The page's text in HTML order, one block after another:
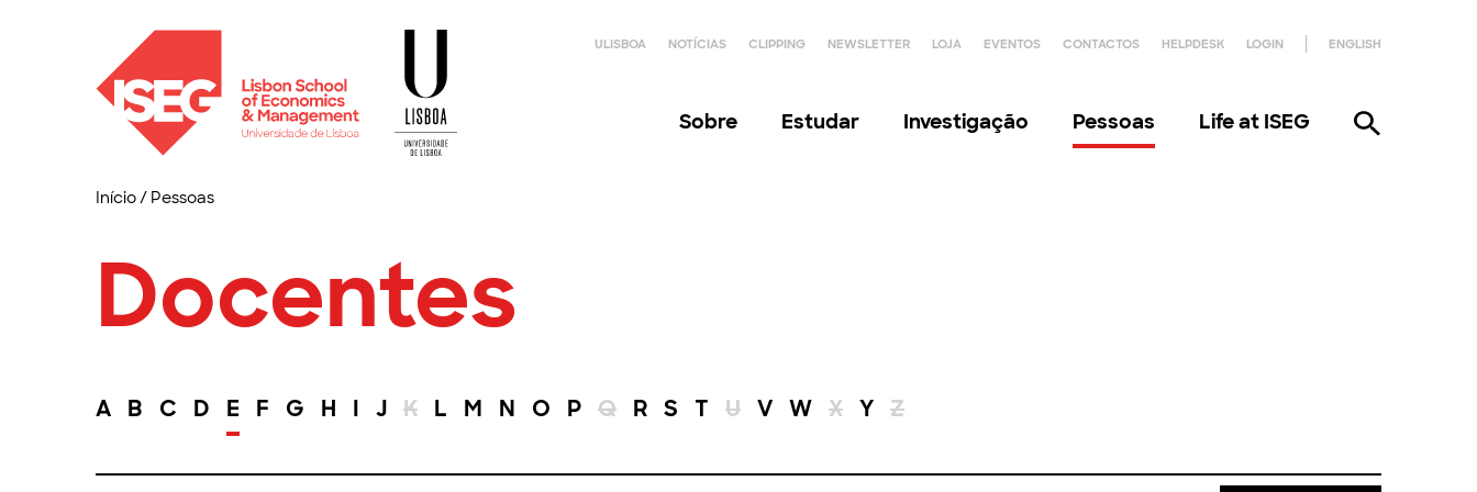
ULISBOA NOTÍCIAS CLIPPING NEWSLETTER LOJA EVENTOS CONTACTOS HELPDESK LOGIN ENGLISH
Sobre Estudar Investigação Pessoas Life at ISEG
Início/ Pessoas
Docentes
A B C D E F G H I J K L M N O P Q R S T U V W X Y Z